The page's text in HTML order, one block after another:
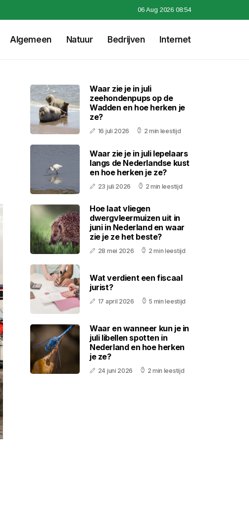
06 Aug 2026 08:54
Algemeen Natuur Bedrijven Internet
Waar zie je in juli
zeehondenpups op de
Wadden en hoe herken je
ze?
16 juli 2026 2 min leestijd
Waar zie je in juli lepelaars
langs de Nederlandse kust
en hoe herken je ze?
23 juli 2026 2 min leestijd
Hoe laat vliegen
dwergvleermuizen uit in
juni in Nederland en waar
zie je ze het beste?
28 mei 2026 2 min leestijd
Wat verdient een fiscaal
jurist?
17 april 2026 5 min leestijd
Waar en wanneer kun je in
juli libellen spotten in
Nederland en hoe herken
je ze?
24 juni 2026 2 min leestijd